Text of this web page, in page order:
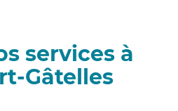
services à
Gâtelles